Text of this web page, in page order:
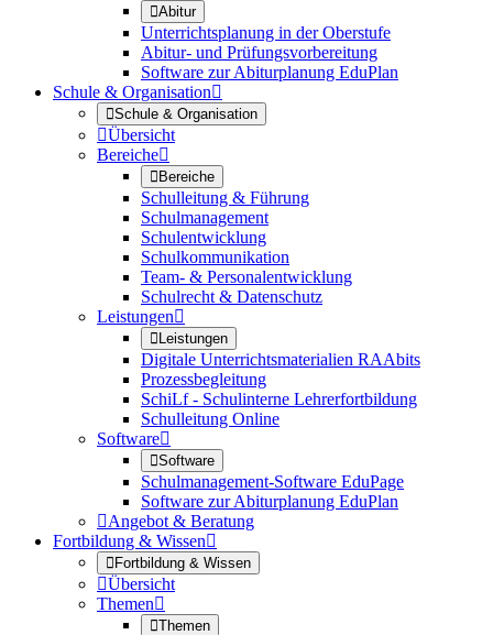
Abitur
Unterrichtsplanung in der Oberstufe
Abitur- und Prüfungsvorbereitung
Software zur Abiturplanung EduPlan
Schule & Organisation
Schule & Organisation
Übersicht
Bereiche
Bereiche
Schulleitung & Führung
Schulmanagement
Schulentwicklung
Schulkommunikation
Team- & Personalentwicklung
Schulrecht & Datenschutz
Leistungen
Leistungen
Digitale Unterrichtsmaterialien RAAbits
Prozessbegleitung
SchiLf - Schulinterne Lehrerfortbildung
Schulleitung Online
Software
Software
Schulmanagement-Software EduPage
Software zur Abiturplanung EduPlan
Angebot & Beratung
Fortbildung & Wissen
Fortbildung & Wissen
Übersicht
Themen
Themen